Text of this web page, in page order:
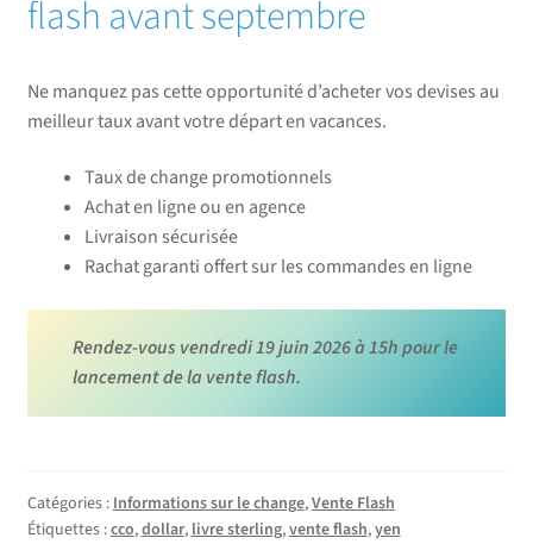
flash avant septembre
Ne manquez pas cette opportunité d’acheter vos devises au
meilleur taux avant votre départ en vacances.
Taux de change promotionnels
Achat en ligne ou en agence
Livraison sécurisée
Rachat garanti offert sur les commandes en ligne
Rendez-vous vendredi 19 juin 2026 à 15h pour le
lancement de la vente flash.
Catégories :Informations sur le change,Vente Flash
Étiquettes :cco,dollar,livre sterling,vente flash,yen